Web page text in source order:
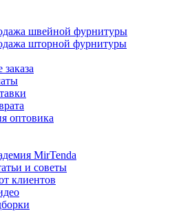
швейной фурнитуры
шторной фурнитуры
оптовика
MirTenda
и советы
клиентов